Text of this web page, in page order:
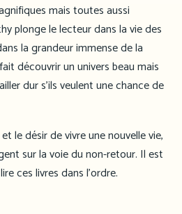
mais toutes aussi
plonge le lecteur dans la vie des
la grandeur immense de la
découvrir un univers beau mais
dur s’ils veulent une chance de
le désir de vivre une nouvelle vie,
sur la voie du non-retour. Il est
ces livres dans l’ordre.